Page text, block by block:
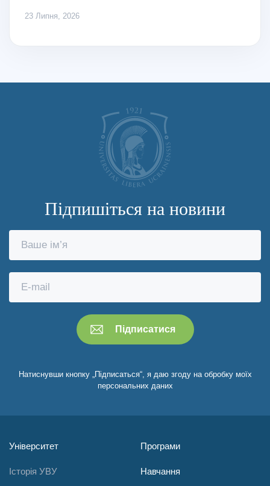
23 Липня, 2026
Підпишіться на новини
Натиснувши кнопку „Підписаться“, я даю згоду на обробку моїх
персональних даних
Університет
Історія УВУ
Програми
Навчання